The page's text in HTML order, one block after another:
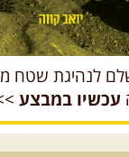
לנהיגת שטח
עכשיו במבצע